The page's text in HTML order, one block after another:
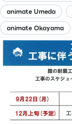
animate Umeda
animate Okayama